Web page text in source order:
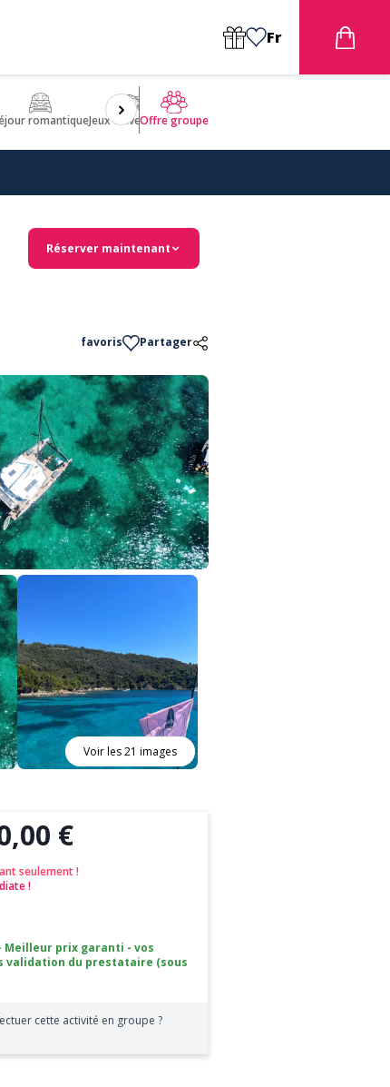
Fr
romantiqueJeux d'aventuresBien être
Offre groupe
Réserver maintenant
favoris Partager
Voir les 21 images
€
seulement !
!
Meilleur prix garanti - vos
validation du prestataire (sous
cette activité en groupe ?